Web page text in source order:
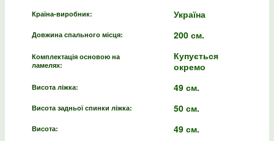
Країна-виробник: Україна
Довжина спального місця: 200 см.
Комплектація основою на
ламелях:
Купується
окремо
Висота ліжка: 49 см.
Висота задньої спинки ліжка: 50 см.
Висота: 49 см.